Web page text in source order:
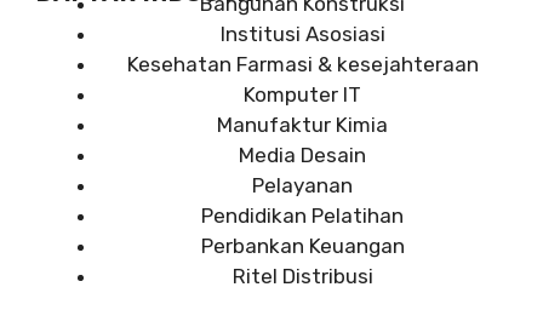
Institusi Asosiasi
Kesehatan Farmasi & kesejahteraan
Komputer IT
Manufaktur Kimia
Media Desain
Pelayanan
Pendidikan Pelatihan
Perbankan Keuangan
Ritel Distribusi